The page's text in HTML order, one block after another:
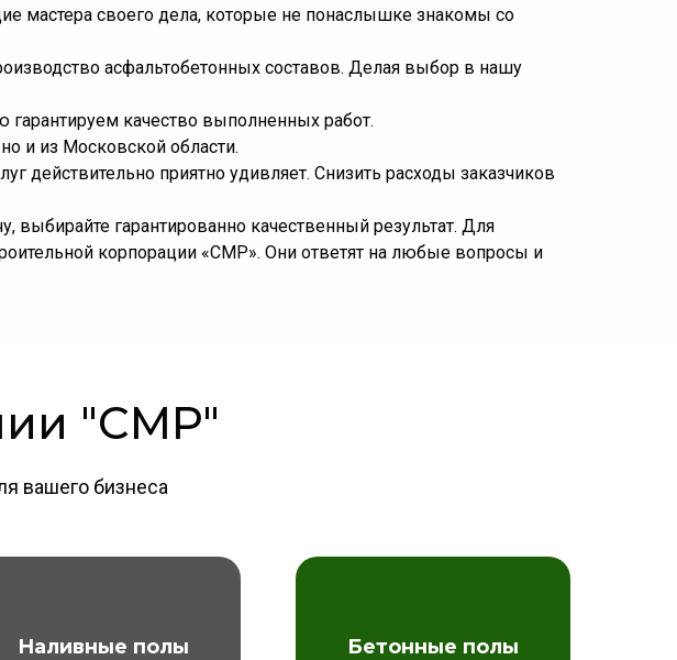
мастера своего дела, которые не понаслышке знакомы со
асфальтобетонных составов. Делая выбор в нашу
качество выполненных работ.
и из Московской области.
действительно приятно удивляет. Снизить расходы заказчиков
выбирайте гарантированно качественный результат. Для
корпорации «СМР». Они ответят на любые вопросы и
"СМР"
вашего бизнеса
Наливные полы Бетонные полы